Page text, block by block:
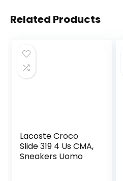
Related Products
Lacoste Croco
Slide 319 4 Us CMA,
Sneakers Uomo